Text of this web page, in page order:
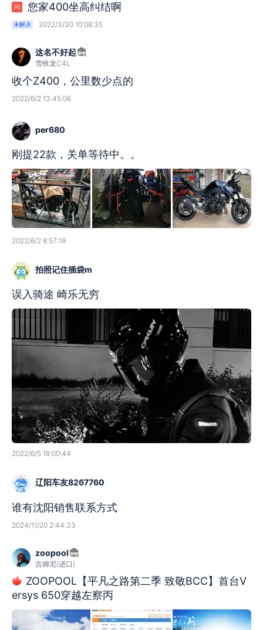
问 您家400坐高纠结啊
未解决 2022/3/30 10:08:35
这名不好起
雪铁龙C4L
收个Z400，公里数少点的
2022/6/2 13:45:06
per680
刚提22款，关单等待中。。
2022/6/2 8:57:19
拍照记住插袋m
误入骑途 崎乐无穷
2022/6/5 19:00:44
辽阳车友8267760
谁有沈阳销售联系方式
2024/11/20 2:44:33
zoopool
吉姆尼(进口)
ZOOPOOL【平凡之路第二季 致敬BCC】首台V
ersys 650穿越左察丙